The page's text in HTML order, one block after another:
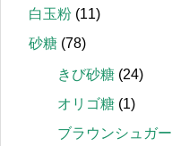
白玉粉 (11)
砂糖 (78)
きび砂糖 (24)
オリゴ糖 (1)
ブラウンシュガー